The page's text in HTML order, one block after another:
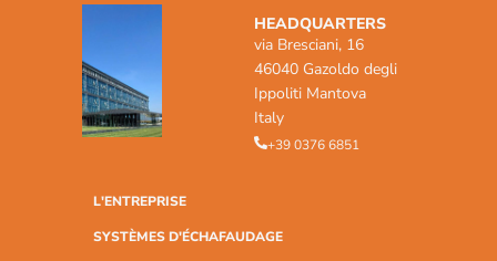
HEADQUARTERS
via Bresciani, 16
46040 Gazoldo degli
Ippoliti Mantova
Italy
+39 0376 6851
L'ENTREPRISE
SYSTÈMES D'ÉCHAFAUDAGE